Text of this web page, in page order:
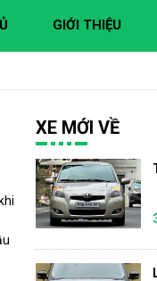
GIỚI THIỆU
XE MỚI VỀ